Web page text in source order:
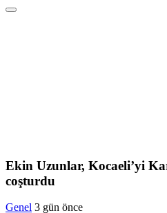
Ekin Uzunlar, Kocaeli’yi
coşturdu
Genel 3 gün önce